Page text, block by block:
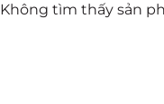
Không tìm thấy sản